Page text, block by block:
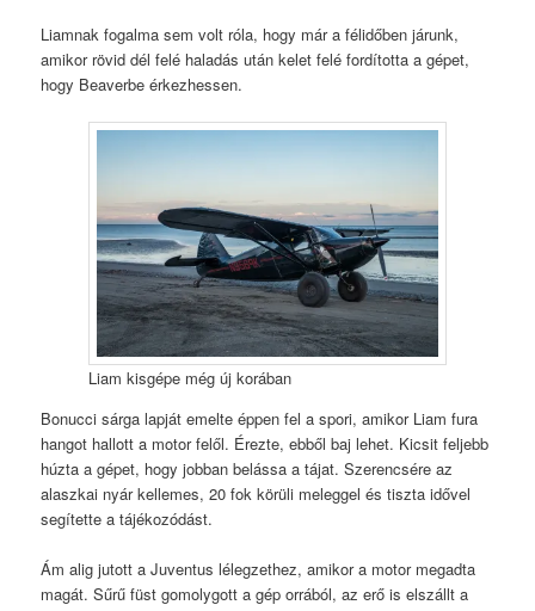
Liamnak fogalma sem volt róla, hogy már a félidőben járunk,
amikor rövid dél felé haladás után kelet felé fordította a gépet,
hogy Beaverbe érkezhessen.
Liam kisgépe még új korában
Bonucci sárga lapját emelte éppen fel a spori, amikor Liam fura
hangot hallott a motor felől. Érezte, ebből baj lehet. Kicsit feljebb
húzta a gépet, hogy jobban belássa a tájat. Szerencsére az
alaszkai nyár kellemes, 20 fok körüli meleggel és tiszta idővel
segítette a tájékozódást.
Ám alig jutott a Juventus lélegzethez, amikor a motor megadta
magát. Sűrű füst gomolygott a gép orrából, az erő is elszállt a